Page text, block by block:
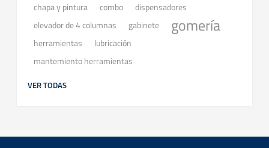
chapa y pintura
combo
dispensadores
elevador de 4 columnas
gabinete gomería
herramientas
lubricación
mantemiento herramientas
VER TODAS